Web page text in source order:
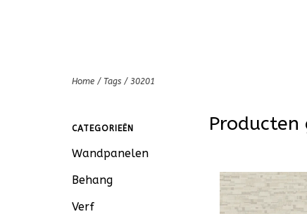
Home / Tags / 30201
CATEGORIEËN
Wandpanelen
Behang
Verf